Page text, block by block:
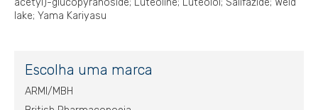
acetyl)-glucopyranoside; Luteoline; Luteolol; Salifazide; Weld
lake; Yama Kariyasu
Escolha uma marca
ARMI/MBH